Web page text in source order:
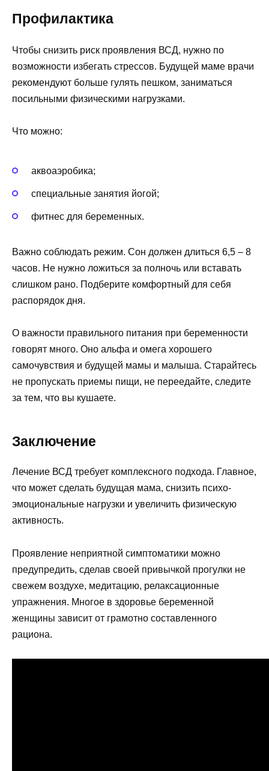
Профилактика
Чтобы снизить риск проявления ВСД, нужно по
возможности избегать стрессов. Будущей маме врачи
рекомендуют больше гулять пешком, заниматься
посильными физическими нагрузками.
Что можно:
аквоаэробика;
специальные занятия йогой;
фитнес для беременных.
Важно соблюдать режим. Сон должен длиться 6,5 – 8
часов. Не нужно ложиться за полночь или вставать
слишком рано. Подберите комфортный для себя
распорядок дня.
О важности правильного питания при беременности
говорят много. Оно альфа и омега хорошего
самочувствия и будущей мамы и малыша. Старайтесь
не пропускать приемы пищи, не переедайте, следите
за тем, что вы кушаете.
Заключение
Лечение ВСД требует комплексного подхода. Главное,
что может сделать будущая мама, снизить психо-
эмоциональные нагрузки и увеличить физическую
активность.
Проявление неприятной симптоматики можно
предупредить, сделав своей привычкой прогулки не
свежем воздухе, медитацию, релаксационные
упражнения. Многое в здоровье беременной
женщины зависит от грамотно составленного
рациона.